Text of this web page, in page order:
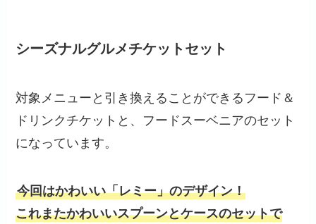
シーズナルグルメチケットセット
対象メニューと引き換えることができるフード＆
ドリンクチケットと、フードスーベニアのセット
になっています。
今回はかわいい「レミー」のデザイン！
これまたかわいいスプーンとケースのセットで